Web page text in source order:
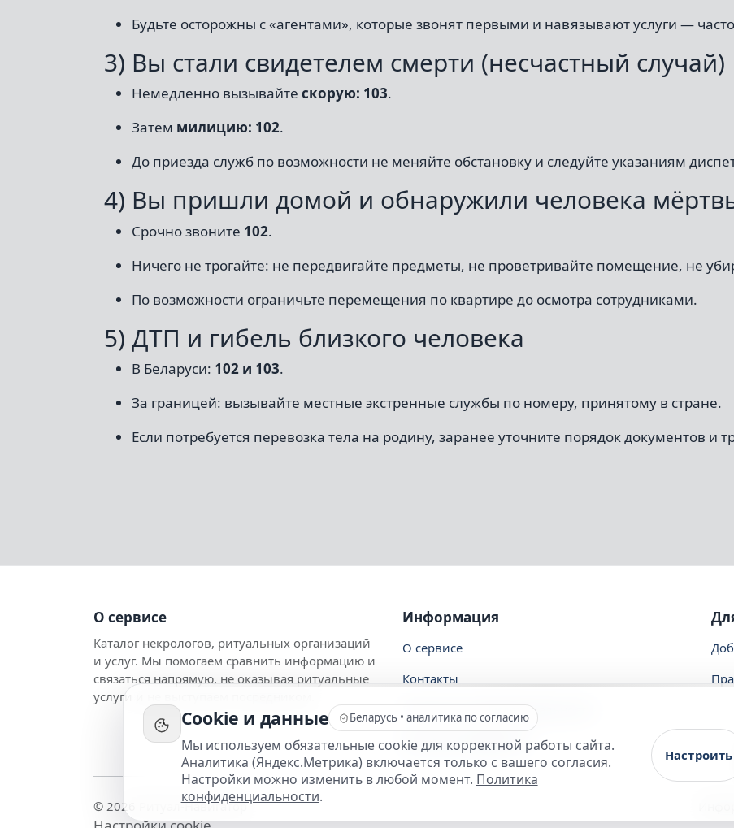
Будьте осторожны с «агентами», которые звонят первыми и навязывают услуги —
3) Вы стали свидетелем смерти (несчастный случай)
Немедленно вызывайте скорую: 103.
Затем милицию: 102.
До приезда служб по возможности не меняйте обстановку и следуйте указаниям
4) Вы пришли домой и обнаружили человека
Срочно звоните 102.
Ничего не трогайте: не передвигайте предметы, не проветривайте помещение, не
По возможности ограничьте перемещения по квартире до осмотра сотрудниками.
5) ДТП и гибель близкого человека
В Беларуси: 102 и 103.
За границей: вызывайте местные экстренные службы по номеру, принятому в стране.
Если потребуется перевозка тела на родину, заранее уточните порядок документов и
О сервисе
Каталог некрологов, ритуальных организаций
и услуг. Мы помогаем сравнить информацию и
связаться напрямую, не оказывая ритуальные
услуги и не выступаем посредником.
Информация
О сервисе
Контакты
Политика конфиденциальности
Политика обработки
© 2026 Ритуал-Навигатор
Cookie и данные Беларусь • аналитика по согласию
Мы используем обязательные cookie для корректной работы сайта.
Аналитика (Яндекс.Метрика) включается только с вашего согласия.
Настройки можно изменить в любой момент. Политика
конфиденциальности.
Настроить